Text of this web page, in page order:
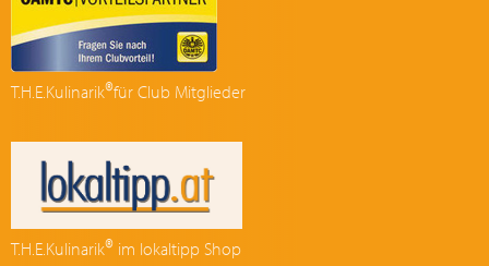
T.H.E.Kulinarik®für Club Mitglieder
T.H.E.Kulinarik® im lokaltipp Shop